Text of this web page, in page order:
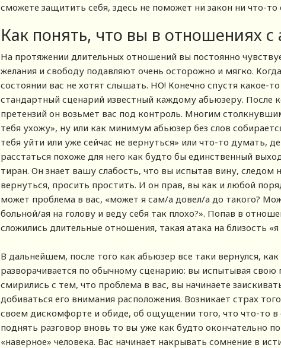
сможете защитить себя, здесь не поможет ни закон ни что-то
Как понять, что вы в отношениях с
На протяжении длительных отношений вы постоянно
желания и свободу подавляют очень осторожно и мягко.
состоянии вас не хотят слышать. НО! Конечно спустя какое-
стандартный сценарий известный каждому абьюзеру. После
претензий он возьмет вас под контроль. Многим
тебя ухожу», ну или как минимум абьюзер без слов
тебя уйти или уже сейчас не вернуться» или что-то думать,
расстаться похоже для него как будто бы единственный
тиран. Он знает вашу слабость, что вы испытав вину, следом
вернуться, просить простить. И он прав, вы как и любой
может проблема в вас, «может я сам/а довел/а до такого?
больной/ая на голову и веду себя так плохо?». Попав в
сложились длительные отношения, такая атака на близость
В дальнейшем, после того как абьюзер все таки вернулся,
разворачивается по обычному сценарию: вы испытывая свою
смирились с тем, что проблема в вас, вы начинаете
добиваться его внимания расположения. Возникает страх
своем дискомфорте и обиде, об ощущении того, что что-то в
поднять разговор вновь то вы уже как будто окончательно
«наверное» человека. Вас начинает накрывать сомнение в